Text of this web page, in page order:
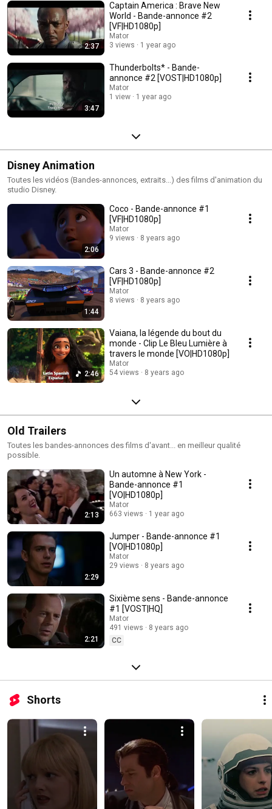
2:37
Captain America : Brave New
World - Bande-annonce #2
[VF|HD1080p]
Mator
3 views
1 year ago
3:47
Thunderbolts* - Bande-
annonce #2 [VOST|HD1080p]
Mator
1 view
1 year ago
Disney Animation
Toutes les vidéos (Bandes-annonces, extraits...) des films d'animation du
studio Disney.
2:06
Coco - Bande-annonce #1
[VF|HD1080p]
Mator
9 views
8 years ago
1:44
Cars 3 - Bande-annonce #2
[VF|HD1080p]
Mator
8 views
8 years ago
2:46
Vaiana, la légende du bout du
monde - Clip Le Bleu Lumière à
travers le monde [VO|HD1080p]
Mator
54 views
8 years ago
Old Trailers
Toutes les bandes-annonces des films d'avant... en meilleur qualité
possible.
2:13
Un automne à New York -
Bande-annonce #1
[VO|HD1080p]
Mator
663 views
1 year ago
2:29
Jumper - Bande-annonce #1
[VO|HD1080p]
Mator
29 views
8 years ago
2:21
Sixième sens - Bande-annonce
#1 [VOST|HQ]
Mator
491 views
8 years ago
CC
Shorts